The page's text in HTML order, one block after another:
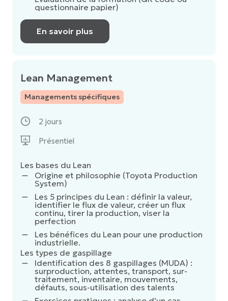
questionnaire papier)
En savoir plus
Lean Management
Managements spécifiques
Les bases du Lean
Origine et philosophie (Toyota Production
System)
Les 5 principes du Lean : définir la valeur,
identifier le flux de valeur, créer un flux
continu, tirer la production, viser la
perfection
Les bénéfices du Lean pour une production
industrielle.
Les types de gaspillage
Identification des 8 gaspillages (MUDA) :
surproduction, attentes, transport, sur-
traitement, inventaire, mouvements,
défauts, sous-utilisation des talents
2 jours
Présentiel